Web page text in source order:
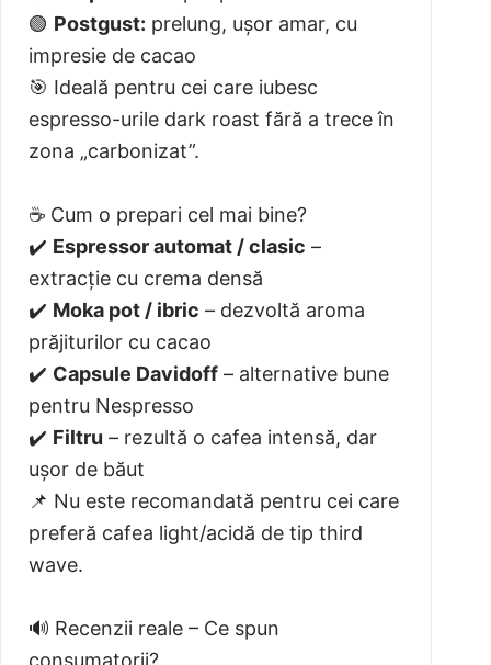
🟢 Postgust: prelung, ușor amar, cu
impresie de cacao
🎯 Ideală pentru cei care iubesc
espresso-urile dark roast fără a trece în
zona „carbonizat”.
☕ Cum o prepari cel mai bine?
✔️ Espressor automat / clasic –
extracție cu crema densă
✔️ Moka pot / ibric – dezvoltă aroma
prăjiturilor cu cacao
✔️ Capsule Davidoff – alternative bune
pentru Nespresso
✔️ Filtru – rezultă o cafea intensă, dar
ușor de băut
📌 Nu este recomandată pentru cei care
preferă cafea light/acidă de tip third
wave.
🔊 Recenzii reale – Ce spun
consumatorii?